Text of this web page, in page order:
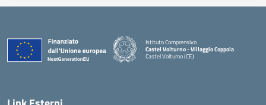
Istituto Comprensivo
Castel Volturno - Villaggio Coppola
Castel Volturno (CE)